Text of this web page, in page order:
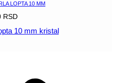
LOPTA 10 MM
RSD
10 mm kristal